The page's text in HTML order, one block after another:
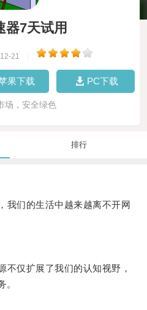
器7天试用
21
果下载 PC下载
场，安全绿色
排行
们的生活中越来越离不开网
仅扩展了我们的认知视野，
。